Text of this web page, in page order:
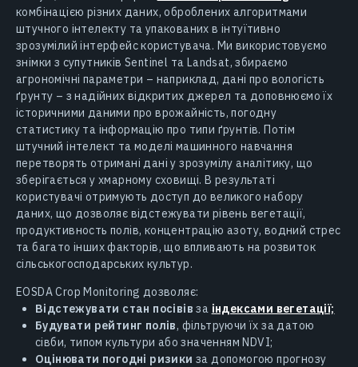
комбінацією різних даних, оброблених алгоритмами
штучного інтелекту та упакованих в інтуїтивно
зрозумілий інтерфейс користувача. Ми використовуємо
знімки з супутників Sentinel та Landsat, збираємо
агрономічні параметри – наприклад, дані про вологість
ґрунту – з надійних відкритих джерел та доповнюємо їх
історичними даними про врожайність, погодну
статистику та інформацію про типи ґрунтів. Потім
штучний інтелект та моделі машинного навчання
перетворять отримані дані у зрозумілу аналітику, що
зберігається у хмарному сховищі. В результаті
користувачі отримують доступ до великого набору
даних, що дозволяє відстежувати рівень вегетації,
продуктивность полів, концентрацію азоту, водний стрес
та багато інших факторів, що впливають на розвиток
сільськогосподарських культур.
EOSDA Crop Monitoring дозволяє:
Відстежувати стан посівів за індексами вегетації;
Будувати рейтинг полів, фільтруючи їх за датою
сівби, типом культури або значенням NDVI;
Оцінювати погодні ризики за допомогою прогнозу